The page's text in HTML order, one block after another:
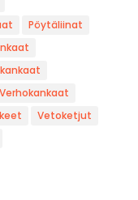
Pöytäliinat
Verhokankaat
Vetoketjut